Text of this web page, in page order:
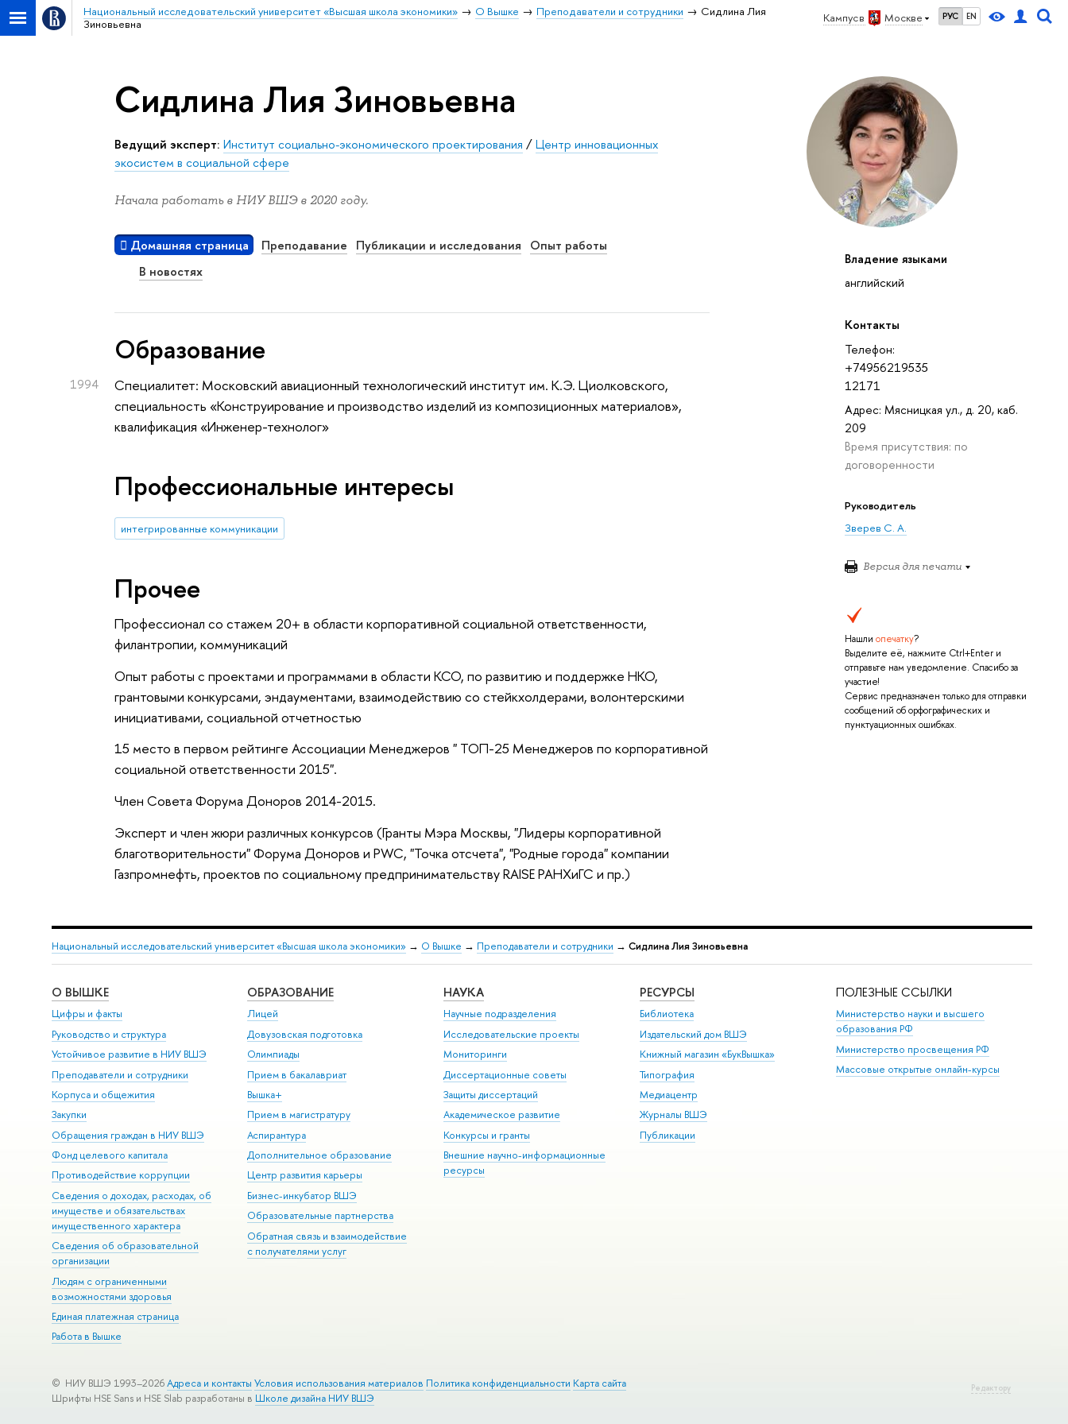
Кампус в Москве РУС EN
Национальный исследовательский университет «Высшая школа экономики» О Вышке Преподаватели и сотрудники
Сидлина Лия
Зиновьевна
Владение языками
английский
Контакты
Телефон:
+74956219535
12171
Адрес: Мясницкая ул., д. 20, каб.
209
Время присутствия: по
договоренности
Руководитель
Зверев С. А.
Версия для печати
Нашли опечатку?
Выделите её, нажмите Ctrl+Enter и
отправьте нам уведомление. Спасибо за
участие!
Сервис предназначен только для отправки
сообщений об орфографических и
пунктуационных ошибках.
Сидлина Лия Зиновьевна
Ведущий эксперт: Институт социально-экономического проектирования /Центр инновационных
экосистем в социальной сфере
Начала работать в НИУ ВШЭ в 2020 году.
Домашняя страница Преподавание Публикации и исследования
Опыт работы
В новостях
Oбразование
1994
Специалитет: Московский авиационный технологический институт им. К.Э. Циолковского,
специальность «Конструирование и производство изделий из композиционных материалов»,
квалификация «Инженер-технолог»
Профессиональные интересы
интегрированные коммуникации
Прочее
Профессионал со стажем 20+ в области корпоративной социальной ответственности,
филантропии, коммуникаций
Опыт работы с проектами и программами в области КСО, по развитию и поддержке НКО,
грантовыми конкурсами, эндаументами, взаимодействию со стейкхолдерами, волонтерскими
инициативами, социальной отчетностью
15 место в первом рейтинге Ассоциации Менеджеров " ТОП-25 Менеджеров по корпоративной
социальной ответственности 2015".
Член Совета Форума Доноров 2014-2015.
Эксперт и член жюри различных конкурсов (Гранты Мэра Москвы, "Лидеры корпоративной
благотворительности" Форума Доноров и PWC, "Точка отсчета", "Родные города" компании
Газпромнефть, проектов по социальному предпринимательству RAISE РАНХиГС и пр.)
Национальный исследовательский университет «Высшая школа экономики» → О Вышке → Преподаватели и сотрудники → Сидлина Лия Зиновьевна
О ВЫШКЕ
Цифры и факты
Руководство и структура
Устойчивое развитие в НИУ ВШЭ
Преподаватели и сотрудники
Корпуса и общежития
Закупки
Обращения граждан в НИУ ВШЭ
Фонд целевого капитала
Противодействие коррупции
Сведения о доходах, расходах, об
имуществе и обязательствах
имущественного характера
Сведения об образовательной
организации
Людям с ограниченными
возможностями здоровья
Единая платежная страница
Работа в Вышке
ОБРАЗОВАНИЕ
Лицей
Довузовская подготовка
Олимпиады
Прием в бакалавриат
Вышка+
Прием в магистратуру
Аспирантура
Дополнительное образование
Центр развития карьеры
Бизнес-инкубатор ВШЭ
Образовательные партнерства
Обратная связь и взаимодействие
с получателями услуг
НАУКА
Научные подразделения
Исследовательские проекты
Мониторинги
Диссертационные советы
Защиты диссертаций
Академическое развитие
Конкурсы и гранты
Внешние научно-информационные
ресурсы
РЕСУРСЫ
Библиотека
Издательский дом ВШЭ
Книжный магазин «БукВышка»
Типография
Медиацентр
Журналы ВШЭ
Публикации
ПОЛЕЗНЫЕ ССЫЛКИ
Министерство науки и высшего
образования РФ
Министерство просвещения РФ
Массовые открытые онлайн-курсы
Редактору
© НИУ ВШЭ 1993–2026 Адреса и контакты Условия использования материалов Политика конфиденциальности Карта сайта
Шрифты HSE Sans и HSE Slab разработаны в Школе дизайна НИУ ВШЭ